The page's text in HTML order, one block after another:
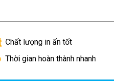
Chất lượng in ấn tốt
Thời gian hoàn thành nhanh